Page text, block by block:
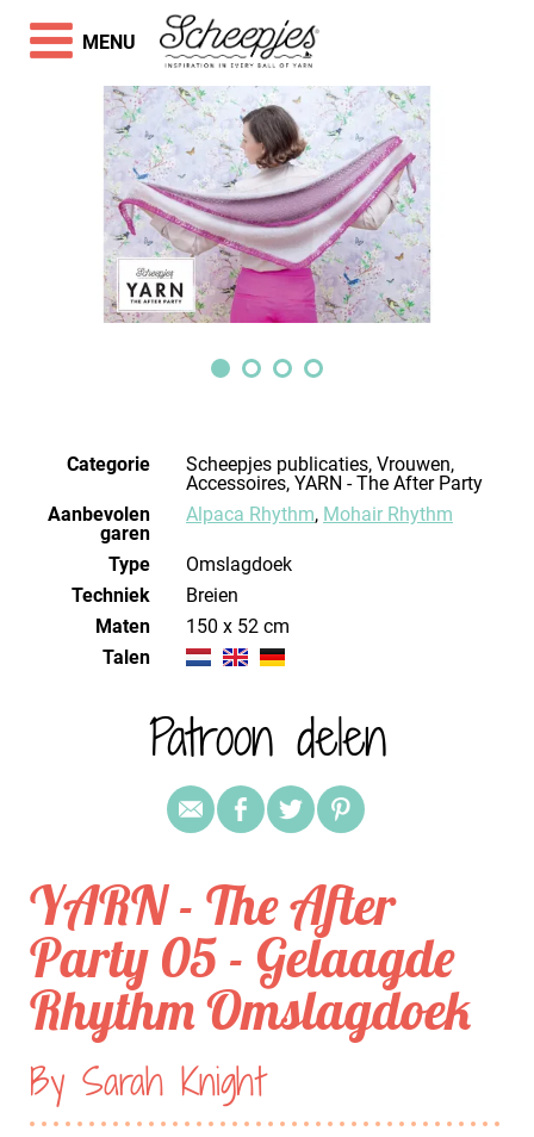
Categorie
Scheepjes publicaties, Vrouwen,
Accessoires, YARN - The After Party
Aanbevolen
garen
Alpaca Rhythm, Mohair Rhythm
Type
Omslagdoek
Techniek
breien
Maten
150 x 52 cm
Talen
Patroon delen
YARN - The After
Party 05 - Gelaagde
Rhythm Omslagdoek
By Sarah Knight
MENU